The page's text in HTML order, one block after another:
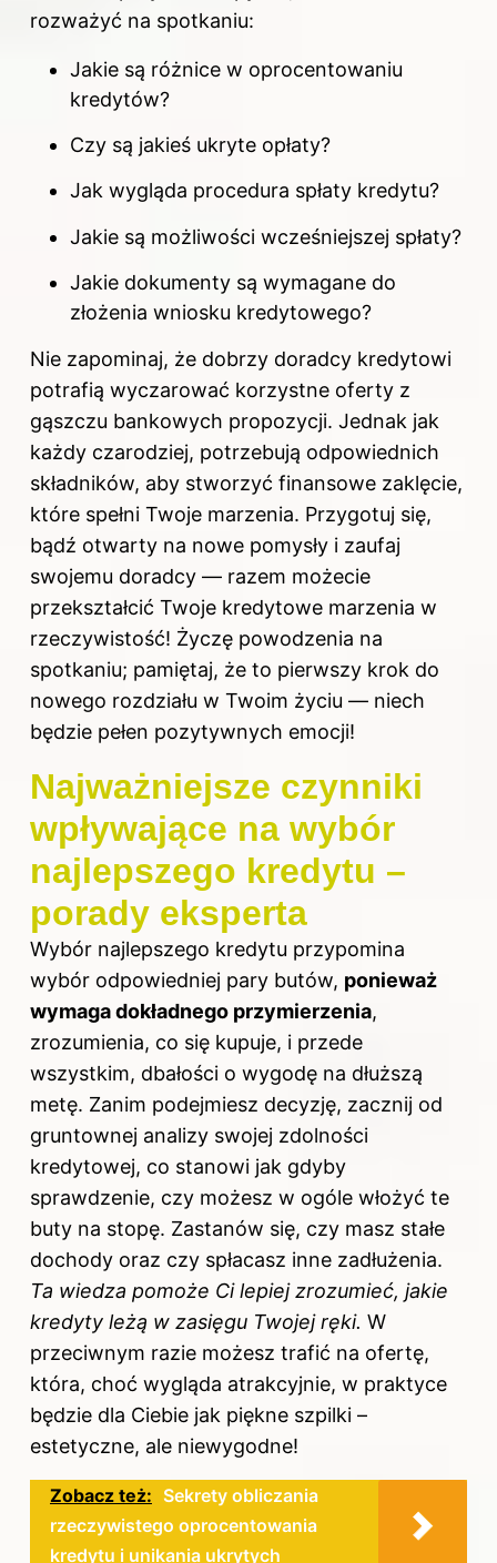
rozważyć na spotkaniu:
Jakie są różnice w oprocentowaniu
kredytów?
Czy są jakieś ukryte opłaty?
Jak wygląda procedura spłaty kredytu?
Jakie są możliwości wcześniejszej spłaty?
Jakie dokumenty są wymagane do
złożenia wniosku kredytowego?
Nie zapominaj, że dobrzy doradcy kredytowi
potrafią wyczarować korzystne oferty z
gąszczu bankowych propozycji. Jednak jak
każdy czarodziej, potrzebują odpowiednich
składników, aby stworzyć finansowe zaklęcie,
które spełni Twoje marzenia. Przygotuj się,
bądź otwarty na nowe pomysły i zaufaj
swojemu doradcy — razem możecie
przekształcić Twoje kredytowe marzenia w
rzeczywistość! Życzę powodzenia na
spotkaniu; pamiętaj, że to pierwszy krok do
nowego rozdziału w Twoim życiu — niech
będzie pełen pozytywnych emocji!
Najważniejsze czynniki
wpływające na wybór
najlepszego kredytu –
porady eksperta
Wybór najlepszego kredytu przypomina
wybór odpowiedniej pary butów, ponieważ
wymaga dokładnego przymierzenia,
zrozumienia, co się kupuje, i przede
wszystkim, dbałości o wygodę na dłuższą
metę. Zanim podejmiesz decyzję, zacznij od
gruntownej analizy swojej zdolności
kredytowej, co stanowi jak gdyby
sprawdzenie, czy możesz w ogóle włożyć te
buty na stopę. Zastanów się, czy masz stałe
dochody oraz czy spłacasz inne zadłużenia.
Ta wiedza pomoże Ci lepiej zrozumieć, jakie
kredyty leżą w zasięgu Twojej ręki. W
przeciwnym razie możesz trafić na ofertę,
która, choć wygląda atrakcyjnie, w praktyce
będzie dla Ciebie jak piękne szpilki –
estetyczne, ale niewygodne!
Zobacz też: Sekrety obliczania
rzeczywistego oprocentowania
kredytu i unikania ukrytych